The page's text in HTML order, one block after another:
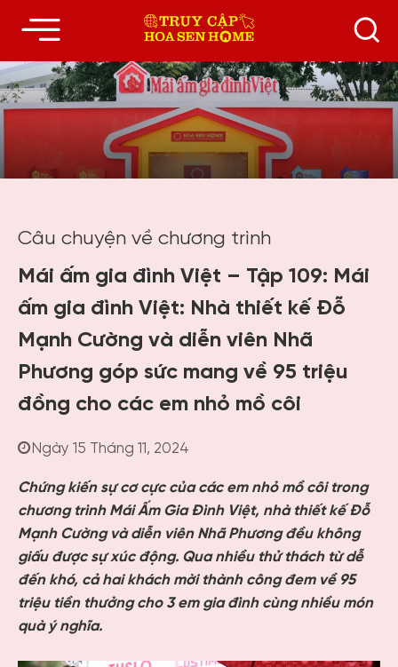
Câu chuyện về chương trình
Mái ấm gia đình Việt – Tập 109: Mái
ấm gia đình Việt: Nhà thiết kế Đỗ
Mạnh Cường và diễn viên Nhã
Phương góp sức mang về 95 triệu
đồng cho các em nhỏ mồ côi
Ngày 15 Tháng 11, 2024
Chứng kiến sự cơ cực của các em nhỏ mồ côi trong
chương trình Mái Ấm Gia Đình Việt, nhà thiết kế Đỗ
Mạnh Cường và diễn viên Nhã Phương đều không
giấu được sự xúc động. Qua nhiều thử thách từ dễ
đến khó, cả hai khách mời thành công đem về 95
triệu tiền thưởng cho 3 em gia đình cùng nhiều món
quà ý nghĩa.